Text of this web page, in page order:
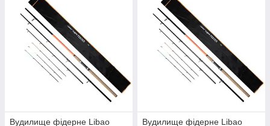
Вудилище фідерне Libao
Вудилище фідерне Libao